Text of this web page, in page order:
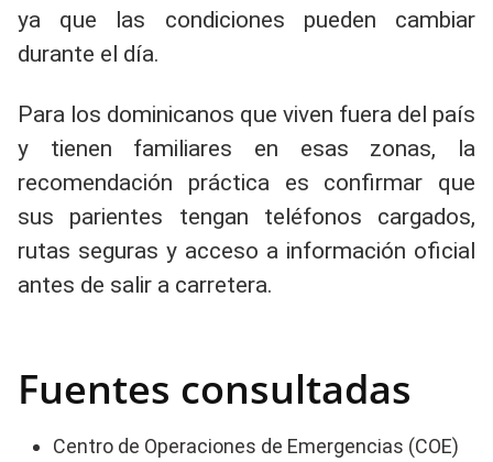
ya que las condiciones pueden cambiar
durante el día.
Para los dominicanos que viven fuera del país
y tienen familiares en esas zonas, la
recomendación práctica es confirmar que
sus parientes tengan teléfonos cargados,
rutas seguras y acceso a información oficial
antes de salir a carretera.
Fuentes consultadas
Centro de Operaciones de Emergencias (COE)